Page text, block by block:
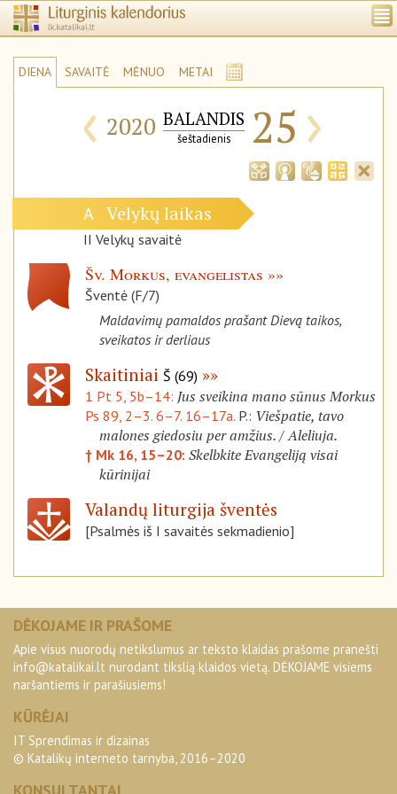
DIENA SAVAITĖ MĖNUO METAI
‹ 2020 BALANDIS
šeštadienis 25 ›
A Velykų laikas
II Velykų savaitė
Šv. Morkus, evangelistas
Šventė (F/7)
Maldavimų pamaldos prašant Dievą taikos,
sveikatos ir derliaus
Skaitiniai Š (69)
1 Pt 5, 5b–14: Jus sveikina mano sūnus Morkus
Ps 89, 2–3. 6–7. 16–17a. P.: Viešpatie, tavo
malones giedosiu per amžius. / Aleliuja.
† Mk 16, 15–20: Skelbkite Evangeliją visai
kūrinijai
Valandų liturgija šventės
[Psalmės iš I savaitės sekmadienio]
DĖKOJAME IR PRAŠOME
Apie visus nuorodų netikslumus ar teksto klaidas prašome pranešti
info@katalikai.lt nurodant tikslią klaidos vietą. DĖKOJAME visiems
naršantiems ir parašiusiems!
KŪRĖJAI
IT Sprendimas ir dizainas
© Katalikų interneto tarnyba, 2016–2020